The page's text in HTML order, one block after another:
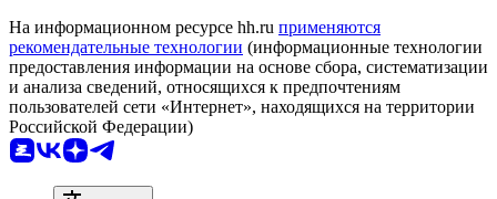
На информационном ресурсе hh.ru применяются
рекомендательные технологии (информационные технологии
предоставления информации на основе сбора, систематизации
и анализа сведений, относящихся к предпочтениям
пользователей сети «Интернет», находящихся на территории
Российской Федерации)